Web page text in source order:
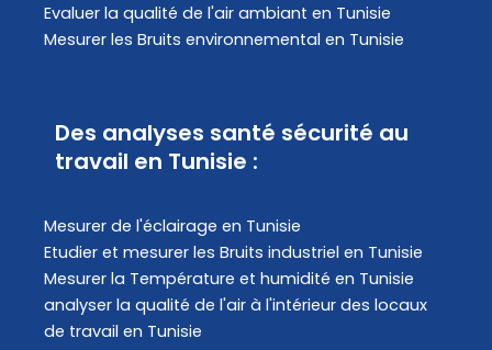
Evaluer la qualité de l'air ambiant en Tunisie
Mesurer les Bruits environnemental en Tunisie
Des analyses santé sécurité au
travail en Tunisie :
Mesurer de l'éclairage en Tunisie
Etudier et mesurer les Bruits industriel en Tunisie
Mesurer la Température et humidité en Tunisie
analyser la qualité de l'air à l'intérieur des locaux
de travail en Tunisie